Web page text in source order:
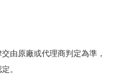
由原廠或代理商判定為準，
。